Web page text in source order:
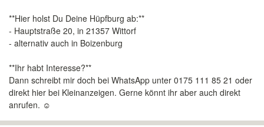
**Hier holst Du Deine Hüpfburg ab:**
- Hauptstraße 20, in 21357 Wittorf
- alternativ auch in Boizenburg
**Ihr habt Interesse?**
Dann schreibt mir doch bei WhatsApp unter 0175 111 85 21 oder
direkt hier bei Kleinanzeigen. Gerne könnt ihr aber auch direkt
anrufen. ☺️